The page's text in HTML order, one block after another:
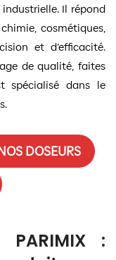
Il répond
cosmétiques,
et d’efficacité.
de qualité, faites
spécialisé dans le
DOSEURS
: